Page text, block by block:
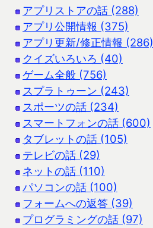
アプリストアの話 (288)
アプリ公開情報 (375)
アプリ更新/修正情報 (286)
クイズいろいろ (40)
ゲーム全般 (756)
スプラトゥーン (243)
スポーツの話 (234)
スマートフォンの話 (600)
タブレットの話 (105)
テレビの話 (29)
ネットの話 (110)
パソコンの話 (100)
フォームへの返答 (39)
プログラミングの話 (97)